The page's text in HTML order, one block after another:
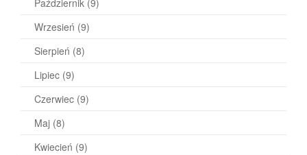
Październik (9)
Wrzesień (9)
Sierpień (8)
Lipiec (9)
Czerwiec (9)
Maj (8)
Kwiecień (9)